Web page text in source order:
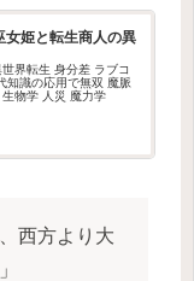
姫と転生商人の異
界転生 身分差 ラブコ
知識の応用で無双 魔脈
物学 人災 魔力学
西方より大